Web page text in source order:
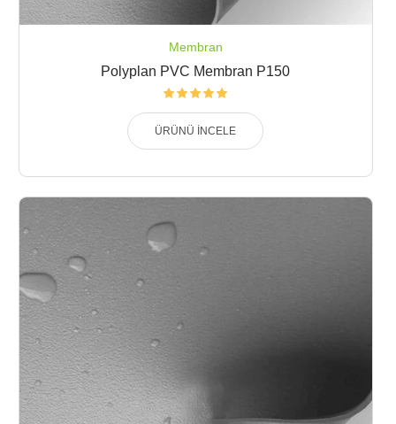
Membran
Polyplan PVC Membran P150
ÜRÜNÜ İNCELE